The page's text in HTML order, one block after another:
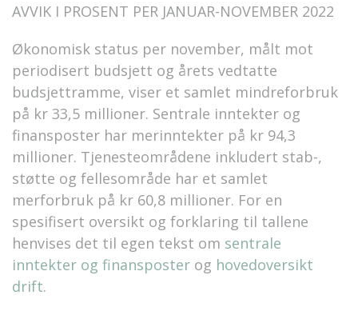
AVVIK I PROSENT PER JANUAR-NOVEMBER 2022
Økonomisk status per november, målt mot
periodisert budsjett og årets vedtatte
budsjettramme, viser et samlet mindreforbruk
på kr 33,5 millioner. Sentrale inntekter og
finansposter har merinntekter på kr 94,3
millioner. Tjenesteområdene inkludert stab-,
støtte og fellesområde har et samlet
merforbruk på kr 60,8 millioner. For en
spesifisert oversikt og forklaring til tallene
henvises det til egen tekst om sentrale
inntekter og finansposter og hovedoversikt
drift.